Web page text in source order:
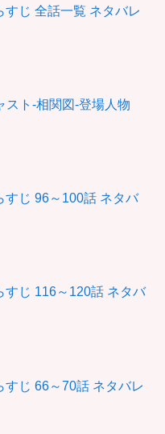
すじ 全話一覧 ネタバレ
スト-相関図-登場人物
すじ 96～100話 ネタバ
すじ 116～120話 ネタバ
すじ 66～70話 ネタバレ